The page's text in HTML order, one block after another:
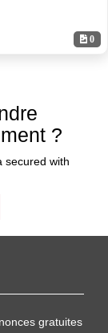
0
?
secured with
gratuites